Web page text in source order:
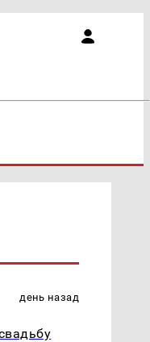
день назад